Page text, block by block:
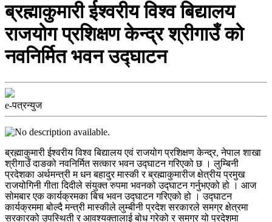
ब्रह्माकुमारी ईश्वरीय विश्व बिद्यालय
राजयोग प्रशिक्षण केन्द्र श्रीगाउँ को
नवनिर्मित भवन उद्घाटन
e-पत्रन्युज
ब्रह्माकुमारी ईश्वरीय विश्व बिद्यालय एवं राजयोग प्रशिक्षण केन्द्र, नेपाल शाखा
श्रीगाउँ दाङको नवनिर्मित सत्कार भवन उद्घाटन गरिएको छ । लुम्बिनी
प्रदेशका अर्थमन्त्री म धन बहादुर मास्की र ब्रह्माकुमारीज क्षेत्रीय प्रमुख
राजयोगिनी गीता दिदीले संयुक्त रुपमा भवनको उद्घाटन गर्नुभएको हो । आज
सोमबार एक कार्यक्रमका बिच भवन उद्घाटन गरिएको हो । उद्घाटन
कार्यक्रममा बोल्दै मन्त्री मास्कीले लुम्बीनी प्रदेश सरकारले समग्र क्षेत्रमा
सरकारको उपस्थिती र आवश्यक्तालाई बोध गरेको र समग्र यो प्रदेशमा